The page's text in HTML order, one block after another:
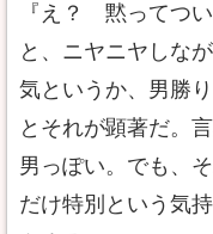
『え？ 黙ってつい
と、ニヤニヤしな
気というか、男勝
とそれが顕著だ。
男っぽい。でも、
だけ特別という気